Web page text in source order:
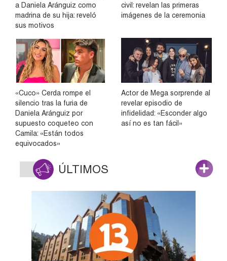
a Daniela Aránguiz como
madrina de su hija: reveló
sus motivos
civil: revelan las primeras
imágenes de la ceremonia
«Cuco» Cerda rompe el
silencio tras la furia de
Daniela Aránguiz por
supuesto coqueteo con
Camila: «Están todos
equivocados»
Actor de Mega sorprende al
revelar episodio de
infidelidad: «Esconder algo
así no es tan fácil»
ÚLTIMOS